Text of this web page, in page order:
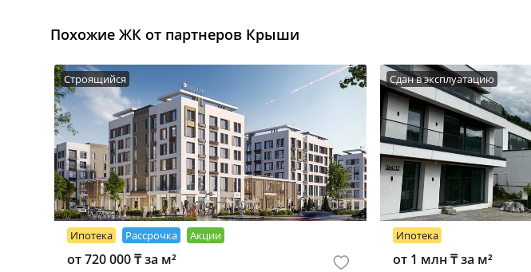
Похожие ЖК от партнеров Крыши
Строящийся
Ипотека Рассрочка Акции
от 720 000 ₸ за м²
Сдан в эксплуатацию
Ипотека
от 1 млн ₸ за м²